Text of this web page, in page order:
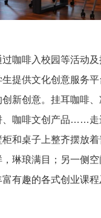
咖啡入校园等活动
提供文化创意服务
新创意。挂耳咖啡
、咖啡文创产品……走
和桌子上整齐摆放
琳琅满目；另一侧
有趣的各式创业课程